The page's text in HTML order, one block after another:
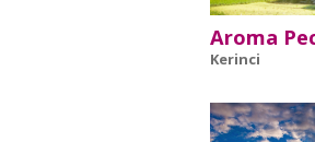
Aroma
Kerinci